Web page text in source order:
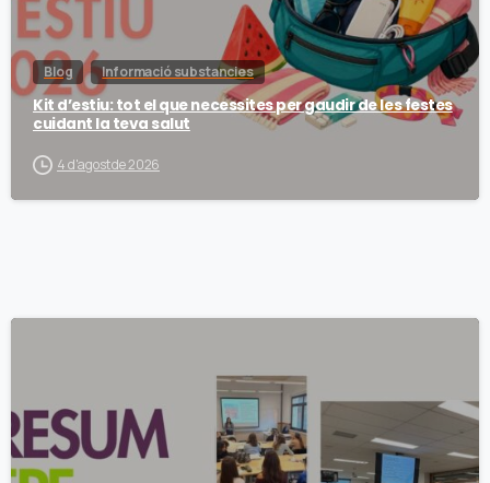
Blog Informació substancies
Kit d’estiu: tot el que necessites per gaudir de les festes
cuidant la teva salut
4 d'agost de 2026